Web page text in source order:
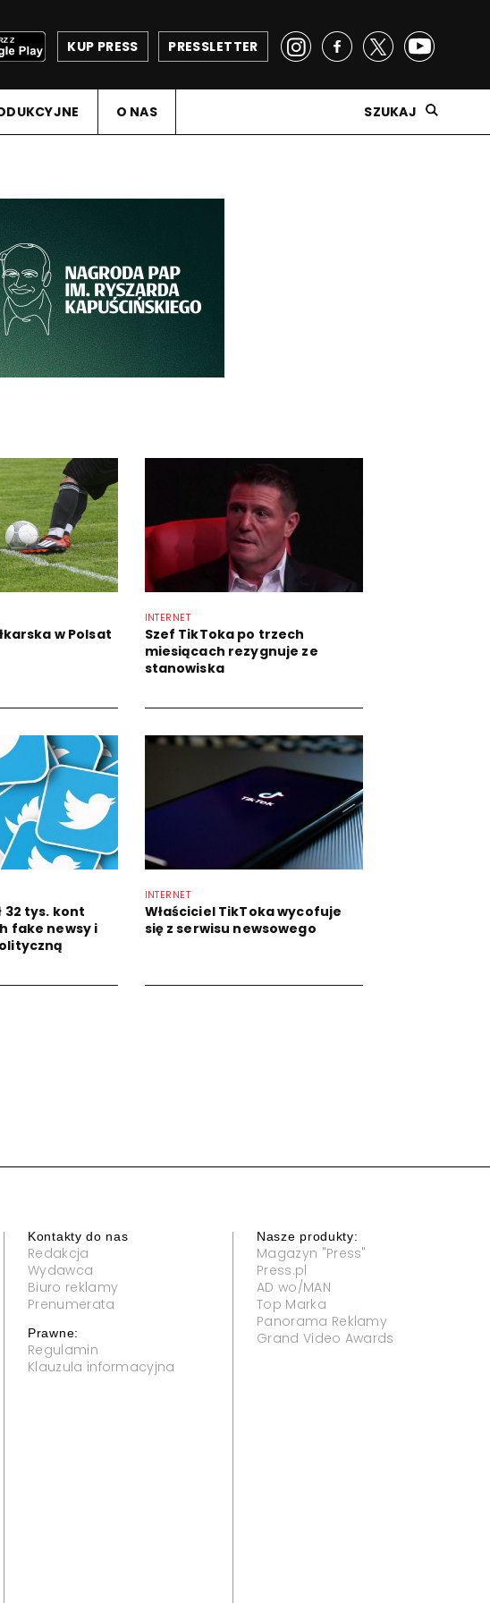
PRESSLETTER
KUP PRESS
O NAS SZUKAJ
w Polsat
INTERNET
Szef TikToka po trzech
miesiącach rezygnuje ze
stanowiska
32 tys. kont
fake newsy i
INTERNET
Właściciel TikToka wycofuje
się z serwisu newsowego
Kontakty do nas
Redakcja
Wydawca
Biuro reklamy
Prenumerata
Prawne:
Regulamin
Klauzula informacyjna
Nasze produkty:
Magazyn "Press"
Press.pl
AD wo/MAN
Top Marka
Panorama Reklamy
Grand Video Awards